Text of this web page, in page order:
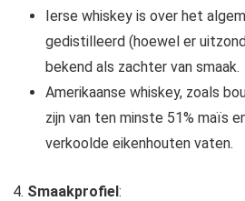
Ierse whiskey is over het
gedistilleerd (hoewel er
bekend als zachter van smaak.
Amerikaanse whiskey, zoals
zijn van ten minste 51% maïs
verkoolde eikenhouten vaten.
Smaakprofiel: